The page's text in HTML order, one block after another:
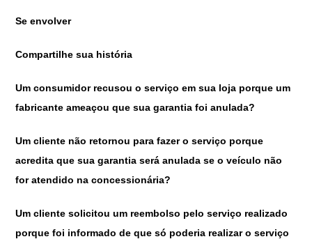
Se envolver
Compartilhe sua história
Um consumidor recusou o serviço em sua loja porque um
fabricante ameaçou que sua garantia foi anulada?
Um cliente não retornou para fazer o serviço porque
acredita que sua garantia será anulada se o veículo não
for atendido na concessionária?
Um cliente solicitou um reembolso pelo serviço realizado
porque foi informado de que só poderia realizar o serviço